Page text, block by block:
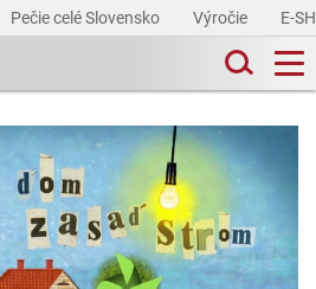
Pečie celé Slovensko Výročie E-